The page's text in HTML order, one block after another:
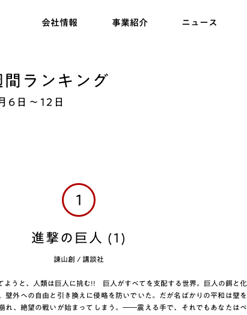
会社情報 事業紹介 ニュース
ランキング
6日～12日
1
進撃の巨人 (1)
諫山創 / 講談社
ようと、人類は巨人に挑む!! 巨人がすべてを支配する世界。巨人の餌と化
壁外への自由と引き換えに侵略を防いでいた。だが名ばかりの平和は壁を
れ、絶望の戦いが始まってしまう。――震える手で、それでもあなたはペ